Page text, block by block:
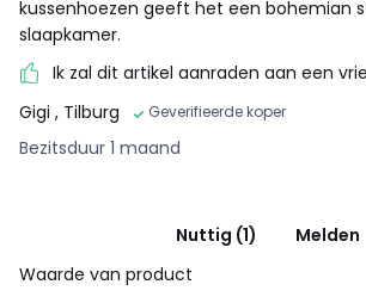
kussenhoezen geeft het een bohemian
slaapkamer.
Ik zal dit artikel aanraden aan een
Gigi , Tilburg Geverifieerde koper
Bezitsduur 1 maand
Nuttig (1)
Melden
Waarde van product